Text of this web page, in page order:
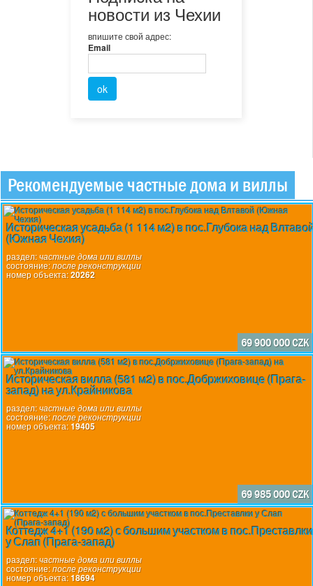
новости из Чехии
впишите свой адрес:
Email
Рекомендуемые частные дома и виллы
Историческая усадьба (1 114 м2) в пос.Глубока над
(Южная Чехия)
раздел:частные дома или виллы
состояние:после реконструкции
номер объекта:20262
69 900 000 CZK
Историческая вилла (581 м2) в пос.Добржиховице (Прага-
запад) на ул.Крайникова
раздел:частные дома или виллы
состояние:после реконструкции
номер объекта:19405
69 985 000 CZK
Коттедж 4+1 (190 м2) с большим участком в пос.Преставлки
у Слап (Прага-запад)
раздел:частные дома или виллы
состояние:после реконструкции
номер объекта:18694